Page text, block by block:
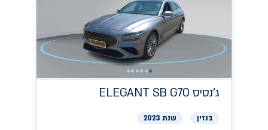
ג'נסיס ELEGANT SB G70
בנזין שנת 2023